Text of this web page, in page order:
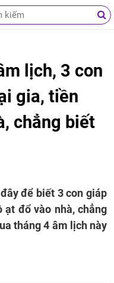
lịch, 3 con
gia, tiền
chẳng biết
để biết 3 con giáp
đổ vào nhà, chẳng
tháng 4 âm lịch này